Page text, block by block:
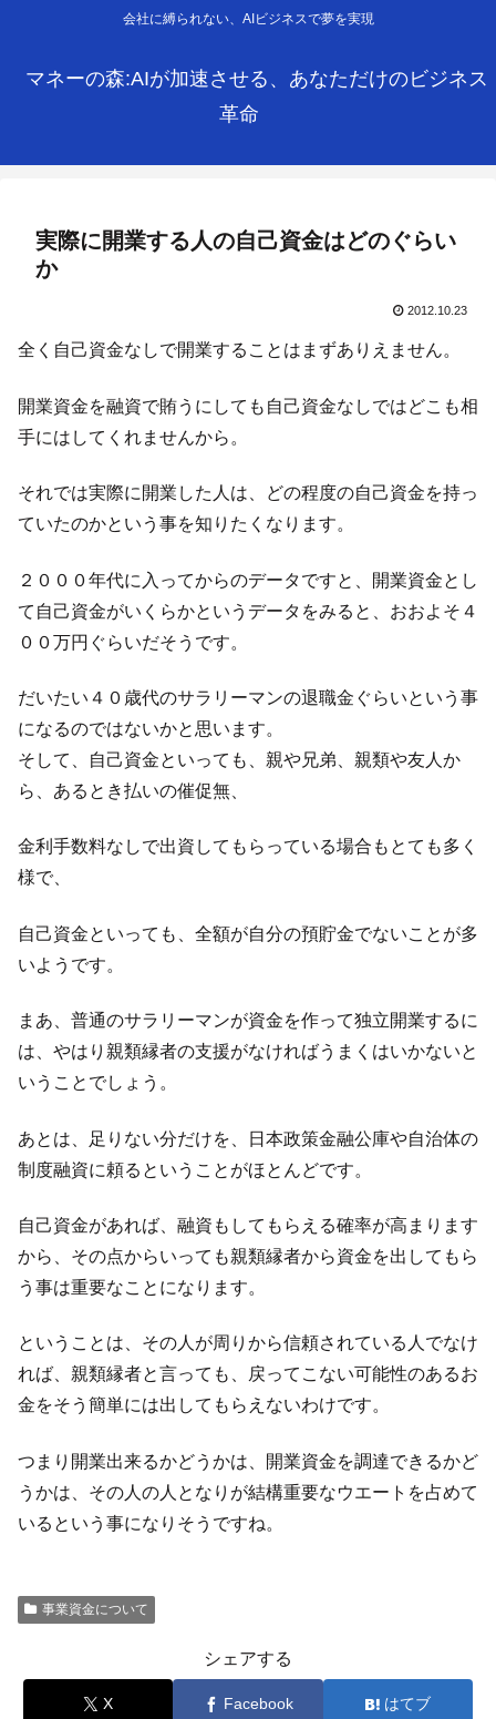
会社に縛られない、AIビジネスで夢を実現
マネーの森:AIが加速させる、あなただけのビジネス
革命
実際に開業する人の自己資金はどのぐらい
か
2012.10.23
全く自己資金なしで開業することはまずありえません。
開業資金を融資で賄うにしても自己資金なしではどこも相
手にはしてくれませんから。
それでは実際に開業した人は、どの程度の自己資金を持っ
ていたのかという事を知りたくなります。
２０００年代に入ってからのデータですと、開業資金とし
て自己資金がいくらかというデータをみると、おおよそ４
００万円ぐらいだそうです。
だいたい４０歳代のサラリーマンの退職金ぐらいという事
になるのではないかと思います。
そして、自己資金といっても、親や兄弟、親類や友人か
ら、あるとき払いの催促無、
金利手数料なしで出資してもらっている場合もとても多く
様で、
自己資金といっても、全額が自分の預貯金でないことが多
いようです。
まあ、普通のサラリーマンが資金を作って独立開業するに
は、やはり親類縁者の支援がなければうまくはいかないと
いうことでしょう。
あとは、足りない分だけを、日本政策金融公庫や自治体の
制度融資に頼るということがほとんどです。
自己資金があれば、融資もしてもらえる確率が高まります
から、その点からいっても親類縁者から資金を出してもら
う事は重要なことになります。
ということは、その人が周りから信頼されている人でなけ
れば、親類縁者と言っても、戻ってこない可能性のあるお
金をそう簡単には出してもらえないわけです。
つまり開業出来るかどうかは、開業資金を調達できるかど
うかは、その人の人となりが結構重要なウエートを占めて
いるという事になりそうですね。
事業資金について
シェアする
X Facebook はてブ